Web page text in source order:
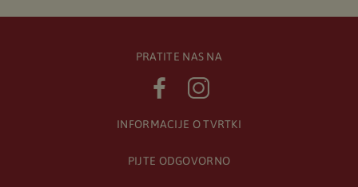
PRATITE NAS NA
INFORMACIJE O TVRTKI
PIJTE ODGOVORNO